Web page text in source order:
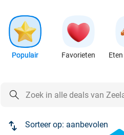
Populair Favorieten
Sorteer op: aanbevolen